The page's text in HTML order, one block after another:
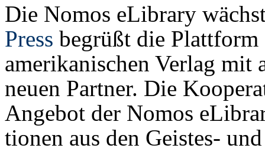
Die Nomos eLibrary
Press begrüßt die
amerikanischen Verlag mit
neuen Partner. Die
Angebot der Nomos
tionen aus den Geistes-